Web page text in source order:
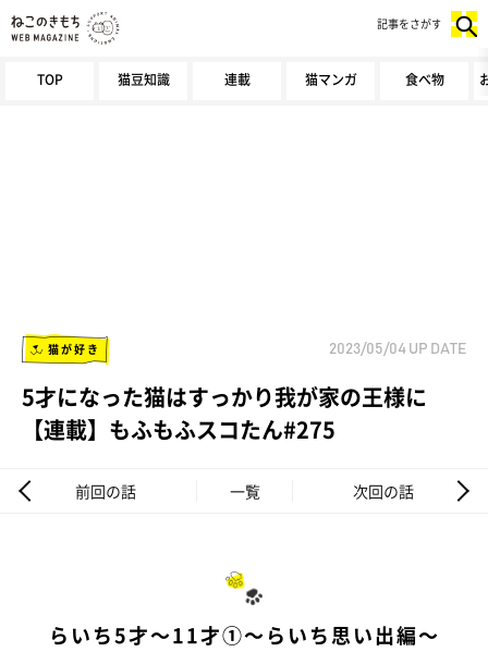
TOP 猫豆知識 連載 猫マンガ 食べ物
記事をさがす
猫が好き 2023/05/04 UP DATE
5才になった猫はすっかり我が家の王様に
【連載】もふもふスコたん#275
前回の話 一覧 次回の話
らいち5才～11才①～らいち思い出編～